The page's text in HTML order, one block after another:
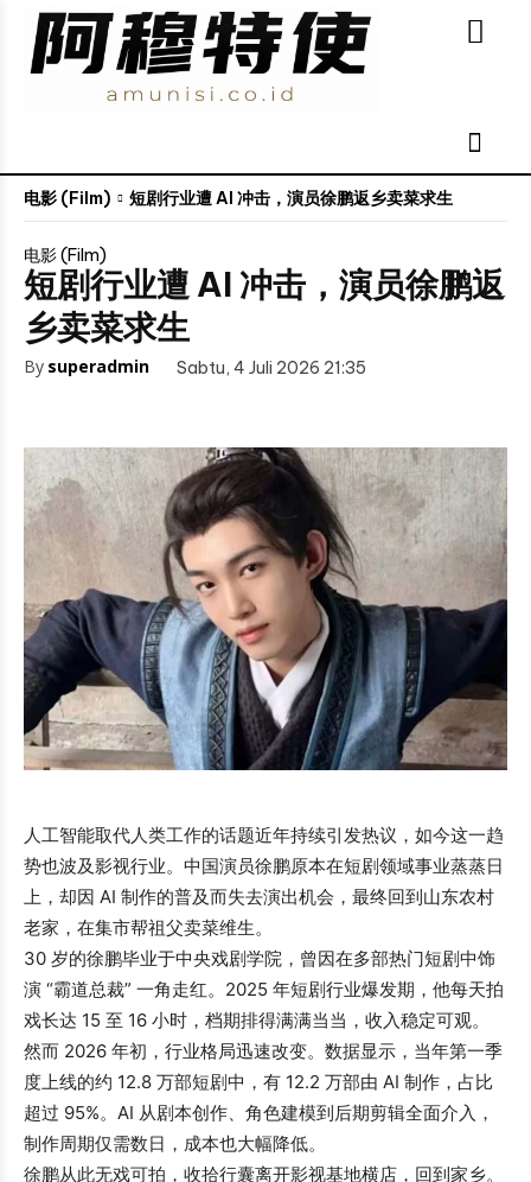
电影 (Film) 短剧行业遭 AI 冲击，演员徐鹏返乡卖菜求生
电影 (Film)
短剧行业遭 AI 冲击，演员徐鹏返
乡卖菜求生
By superadmin Sabtu, 4 Juli 2026 21:35
人工智能取代人类工作的话题近年持续引发热议，如今这一趋
势也波及影视行业。中国演员徐鹏原本在短剧领域事业蒸蒸日
上，却因 AI 制作的普及而失去演出机会，最终回到山东农村
老家，在集市帮祖父卖菜维生。
30 岁的徐鹏毕业于中央戏剧学院，曾因在多部热门短剧中饰
演 “霸道总裁” 一角走红。2025 年短剧行业爆发期，他每天拍
戏长达 15 至 16 小时，档期排得满满当当，收入稳定可观。
然而 2026 年初，行业格局迅速改变。数据显示，当年第一季
度上线的约 12.8 万部短剧中，有 12.2 万部由 AI 制作，占比
超过 95%。AI 从剧本创作、角色建模到后期剪辑全面介入，
制作周期仅需数日，成本也大幅降低。
徐鹏从此无戏可拍，收拾行囊离开影视基地横店，回到家乡。